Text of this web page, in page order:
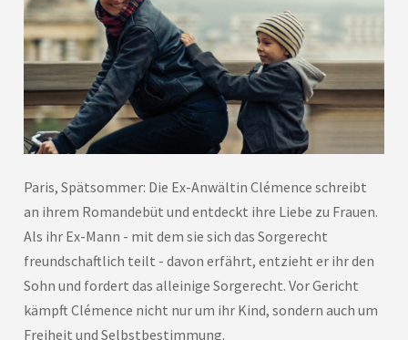
Paris, Spätsommer: Die Ex-Anwältin Clémence schreibt
an ihrem Romandebüt und entdeckt ihre Liebe zu Frauen.
Als ihr Ex-Mann - mit dem sie sich das Sorgerecht
freundschaftlich teilt - davon erfährt, entzieht er ihr den
Sohn und fordert das alleinige Sorgerecht. Vor Gericht
kämpft Clémence nicht nur um ihr Kind, sondern auch um
Freiheit und Selbstbestimmung.